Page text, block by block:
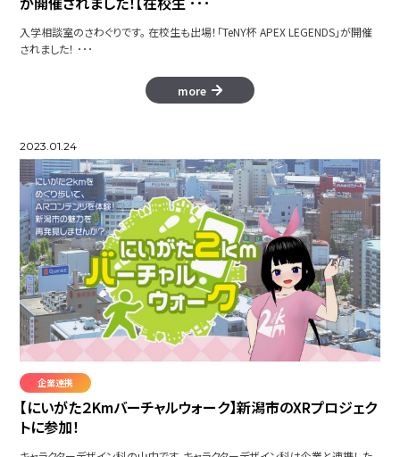
入学相談室のさわぐりです。 在校生も出場！「TeNY杯 APEX LEGENDS」が開催
されました！ ･･･
more
2023.01.24
企業連携
【にいがた２Kmバーチャルウォーク】新潟市のXRプロジェク
トに参加！